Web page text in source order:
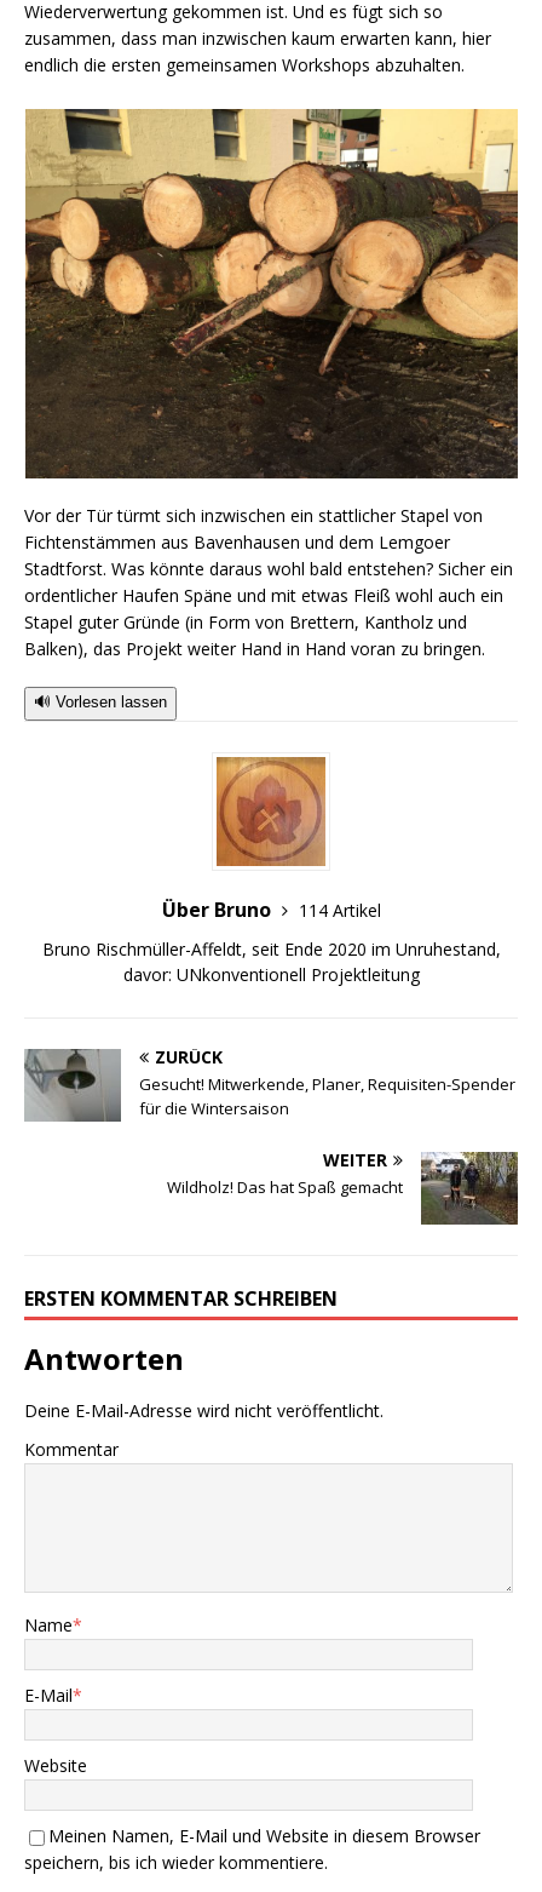
Wiederverwertung gekommen ist. Und es fügt sich so
zusammen, dass man inzwischen kaum erwarten kann, hier
endlich die ersten gemeinsamen Workshops abzuhalten.
Vor der Tür türmt sich inzwischen ein stattlicher Stapel von
Fichtenstämmen aus Bavenhausen und dem Lemgoer
Stadtforst. Was könnte daraus wohl bald entstehen? Sicher ein
ordentlicher Haufen Späne und mit etwas Fleiß wohl auch ein
Stapel guter Gründe (in Form von Brettern, Kantholz und
Balken), das Projekt weiter Hand in Hand voran zu bringen.
🔊 Vorlesen lassen
Über Bruno
114 Artikel
Bruno Rischmüller-Affeldt, seit Ende 2020 im Unruhestand,
davor: UNkonventionell Projektleitung
ZURÜCK
Gesucht! Mitwerkende, Planer, Requisiten-Spender
für die Wintersaison
WEITER
Wildholz! Das hat Spaß gemacht
ERSTEN KOMMENTAR SCHREIBEN
Antworten
Deine E-Mail-Adresse wird nicht veröffentlicht.
Kommentar
Name*
E-Mail*
Website
Meinen Namen, E-Mail und Website in diesem Browser
speichern, bis ich wieder kommentiere.